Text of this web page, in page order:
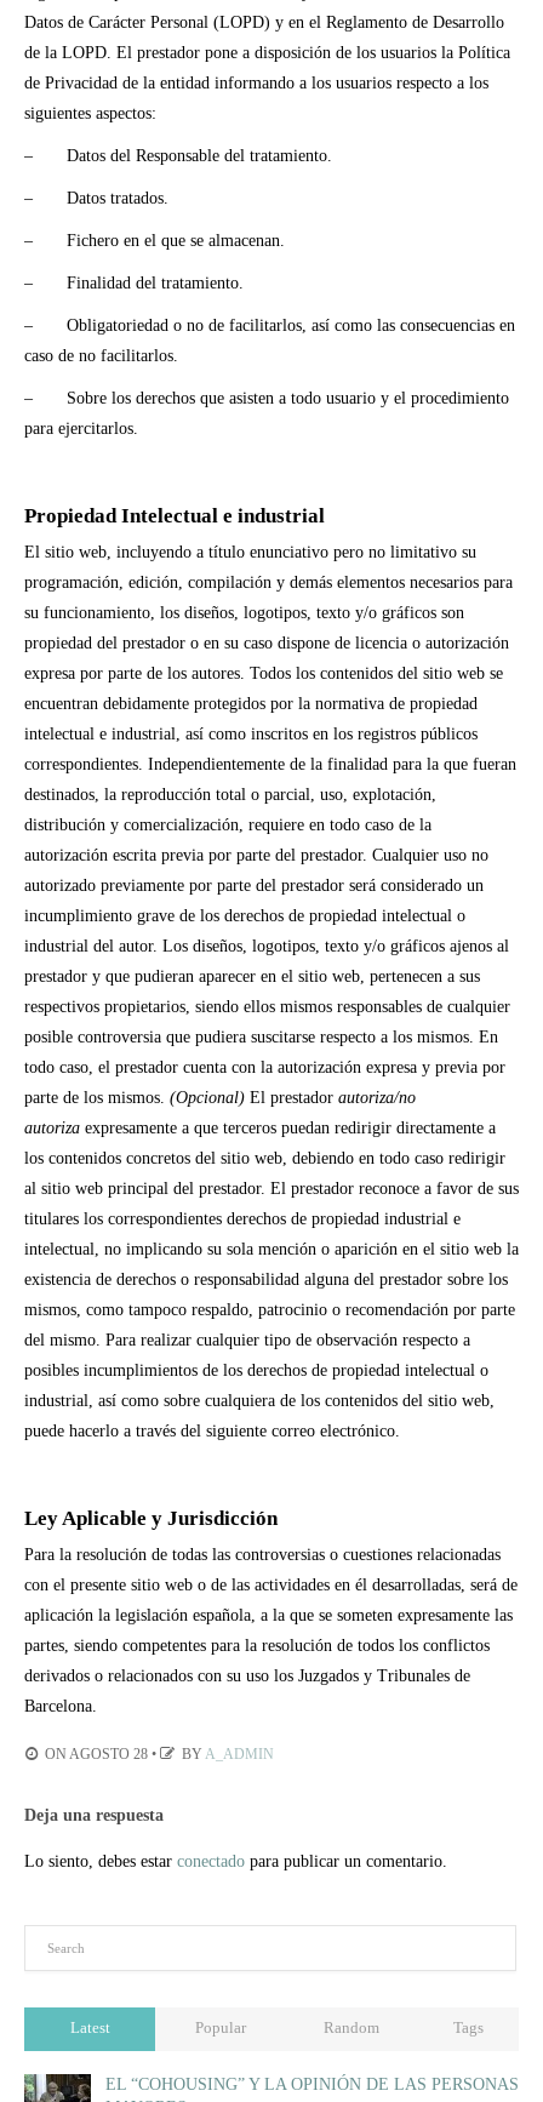
Datos de Carácter Personal (LOPD) y en el Reglamento de Desarrollo
de la LOPD. El prestador pone a disposición de los usuarios la Política
de Privacidad de la entidad informando a los usuarios respecto a los
siguientes aspectos:
– Datos del Responsable del tratamiento.
– Datos tratados.
– Fichero en el que se almacenan.
– Finalidad del tratamiento.
– Obligatoriedad o no de facilitarlos, así como las consecuencias en
caso de no facilitarlos.
– Sobre los derechos que asisten a todo usuario y el procedimiento
para ejercitarlos.
Propiedad Intelectual e industrial
El sitio web, incluyendo a título enunciativo pero no limitativo su
programación, edición, compilación y demás elementos necesarios para
su funcionamiento, los diseños, logotipos, texto y/o gráficos son
propiedad del prestador o en su caso dispone de licencia o autorización
expresa por parte de los autores. Todos los contenidos del sitio web se
encuentran debidamente protegidos por la normativa de propiedad
intelectual e industrial, así como inscritos en los registros públicos
correspondientes. Independientemente de la finalidad para la que fueran
destinados, la reproducción total o parcial, uso, explotación,
distribución y comercialización, requiere en todo caso de la
autorización escrita previa por parte del prestador. Cualquier uso no
autorizado previamente por parte del prestador será considerado un
incumplimiento grave de los derechos de propiedad intelectual o
industrial del autor. Los diseños, logotipos, texto y/o gráficos ajenos al
prestador y que pudieran aparecer en el sitio web, pertenecen a sus
respectivos propietarios, siendo ellos mismos responsables de cualquier
posible controversia que pudiera suscitarse respecto a los mismos. En
todo caso, el prestador cuenta con la autorización expresa y previa por
parte de los mismos. (Opcional) El prestador autoriza/no
autoriza expresamente a que terceros puedan redirigir directamente a
los contenidos concretos del sitio web, debiendo en todo caso redirigir
al sitio web principal del prestador. El prestador reconoce a favor de sus
titulares los correspondientes derechos de propiedad industrial e
intelectual, no implicando su sola mención o aparición en el sitio web la
existencia de derechos o responsabilidad alguna del prestador sobre los
mismos, como tampoco respaldo, patrocinio o recomendación por parte
del mismo. Para realizar cualquier tipo de observación respecto a
posibles incumplimientos de los derechos de propiedad intelectual o
industrial, así como sobre cualquiera de los contenidos del sitio web,
puede hacerlo a través del siguiente correo electrónico.
Ley Aplicable y Jurisdicción
Para la resolución de todas las controversias o cuestiones relacionadas
con el presente sitio web o de las actividades en él desarrolladas, será de
aplicación la legislación española, a la que se someten expresamente las
partes, siendo competentes para la resolución de todos los conflictos
derivados o relacionados con su uso los Juzgados y Tribunales de
Barcelona.
ON AGOSTO 28 • BY A_ADMIN
Deja una respuesta
Lo siento, debes estar conectado para publicar un comentario.
Latest Popular Random Tags
EL “COHOUSING” Y LA OPINIÓN DE LAS PERSONAS